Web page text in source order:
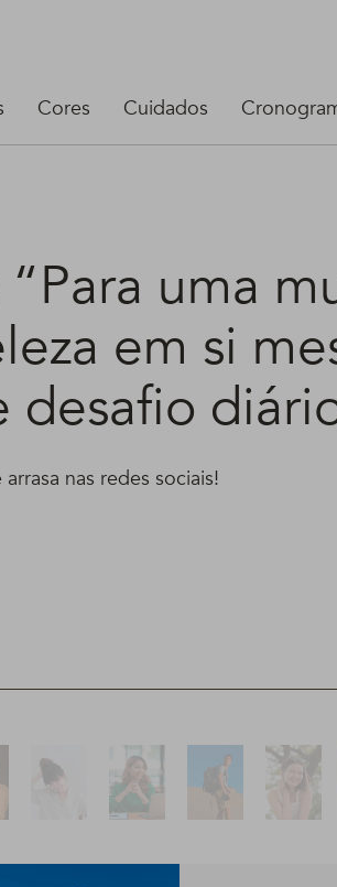
Cores Cuidados
uma
em si
desafio
nas redes sociais!